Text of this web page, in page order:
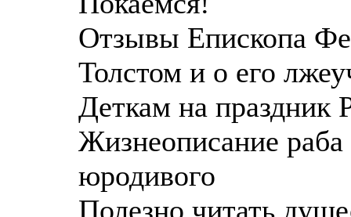
Отзывы Епископа
Толстом и о его
Деткам на праздник
Жизнеописание
юродивого
Полезно читать